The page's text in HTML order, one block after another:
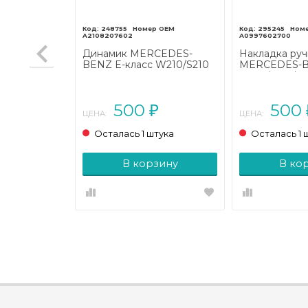
248755
A2108207602
Динамик MERCEDES-
BENZ E-класс W210/S210
ЦЕНА: 500 ₽
Осталась 1 штука
В корзину
295245
A0997602700
Накладка
MERCEDES-
W222/C217/
ЦЕНА: 500
Осталась 1
В